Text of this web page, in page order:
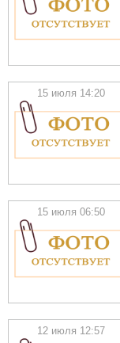
15 июля 14:20
15 июля 06:50
12 июля 12:57